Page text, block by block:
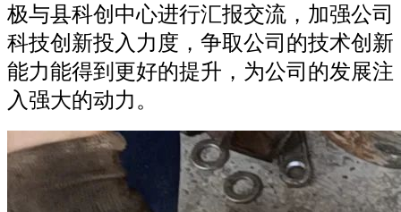
极与县科创中心进行汇报交流，加强公司
科技创新投入力度，争取公司的技术创新
能力能得到更好的提升，为公司的发展注
入强大的动力。